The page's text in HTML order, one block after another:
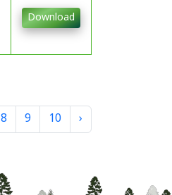
Download
8 9 10 ›